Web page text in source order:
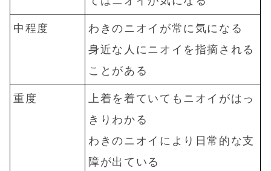
中程度
わきのニオイが常に気になる
身近な人にニオイを指摘される
ことがある
重度
上着を着ていてもニオイがはっ
きりわかる
わきのニオイにより日常的な支
障が出ている